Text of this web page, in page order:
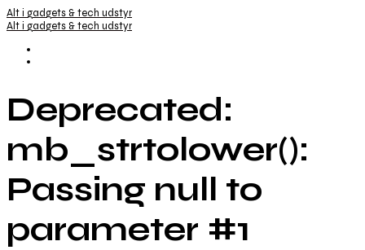
Alt i gadgets & tech udstyr
Alt i gadgets & tech udstyr
Deprecated:
mb_strtolower():
Passing null to
parameter #1